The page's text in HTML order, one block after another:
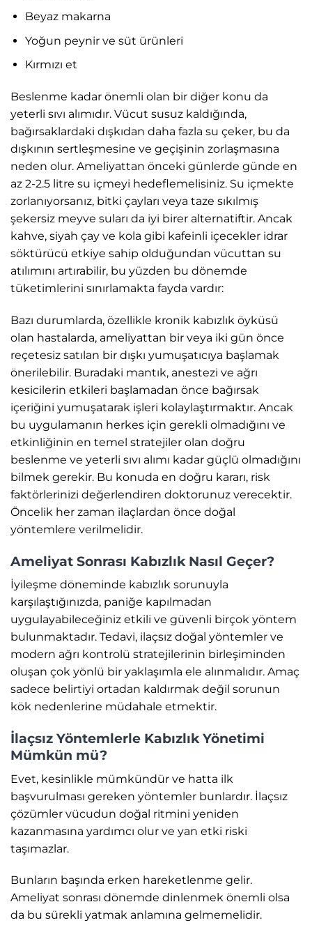
Beyaz makarna
Yoğun peynir ve süt ürünleri
Kırmızı et
Beslenme kadar önemli olan bir diğer konu da
yeterli sıvı alımıdır. Vücut susuz kaldığında,
bağırsaklardaki dışkıdan daha fazla su çeker, bu da
dışkının sertleşmesine ve geçişinin zorlaşmasına
neden olur. Ameliyattan önceki günlerde günde en
az 2-2.5 litre su içmeyi hedeflemelisiniz. Su içmekte
zorlanıyorsanız, bitki çayları veya taze sıkılmış
şekersiz meyve suları da iyi birer alternatiftir. Ancak
kahve, siyah çay ve kola gibi kafeinli içecekler idrar
söktürücü etkiye sahip olduğundan vücuttan su
atılımını artırabilir, bu yüzden bu dönemde
tüketimlerini sınırlamakta fayda vardır:
Bazı durumlarda, özellikle kronik kabızlık öyküsü
olan hastalarda, ameliyattan bir veya iki gün önce
reçetesiz satılan bir dışkı yumuşatıcıya başlamak
önerilebilir. Buradaki mantık, anestezi ve ağrı
kesicilerin etkileri başlamadan önce bağırsak
içeriğini yumuşatarak işleri kolaylaştırmaktır. Ancak
bu uygulamanın herkes için gerekli olmadığını ve
etkinliğinin en temel stratejiler olan doğru
beslenme ve yeterli sıvı alımı kadar güçlü olmadığını
bilmek gerekir. Bu konuda en doğru kararı, risk
faktörlerinizi değerlendiren doktorunuz verecektir.
Öncelik her zaman ilaçlardan önce doğal
yöntemlere verilmelidir.
Ameliyat Sonrası Kabızlık Nasıl Geçer?
İyileşme döneminde kabızlık sorunuyla
karşılaştığınızda, paniğe kapılmadan
uygulayabileceğiniz etkili ve güvenli birçok yöntem
bulunmaktadır. Tedavi, ilaçsız doğal yöntemler ve
modern ağrı kontrolü stratejilerinin birleşiminden
oluşan çok yönlü bir yaklaşımla ele alınmalıdır. Amaç
sadece belirtiyi ortadan kaldırmak değil sorunun
kök nedenlerine müdahale etmektir.
İlaçsız Yöntemlerle Kabızlık Yönetimi
Mümkün mü?
Evet, kesinlikle mümkündür ve hatta ilk
başvurulması gereken yöntemler bunlardır. İlaçsız
çözümler vücudun doğal ritmini yeniden
kazanmasına yardımcı olur ve yan etki riski
taşımazlar.
Bunların başında erken hareketlenme gelir.
Ameliyat sonrası dönemde dinlenmek önemli olsa
da bu sürekli yatmak anlamına gelmemelidir.